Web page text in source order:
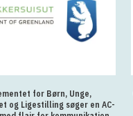
for Børn, Unge,
og Ligestilling søger en AC-